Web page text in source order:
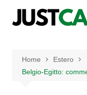
Home
Estero
Belgio-Egitto: